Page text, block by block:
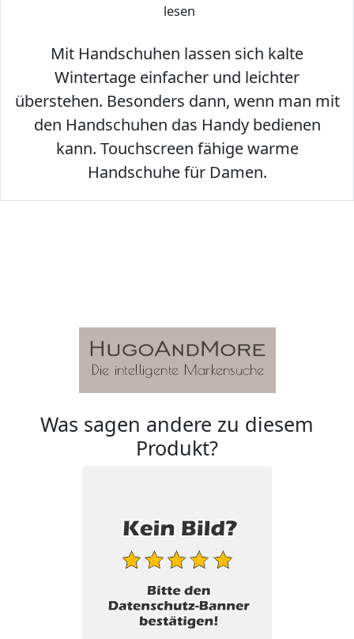
lesen
Mit Handschuhen lassen sich kalte
Wintertage einfacher und leichter
überstehen. Besonders dann, wenn man mit
den Handschuhen das Handy bedienen
kann. Touchscreen fähige warme
Handschuhe für Damen.
Was sagen andere zu diesem
Produkt?